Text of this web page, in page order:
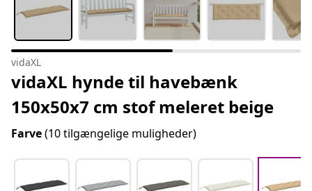
vidaXL
vidaXL hynde til havebænk
150x50x7 cm stof meleret beige
Farve(10 tilgængelige muligheder)